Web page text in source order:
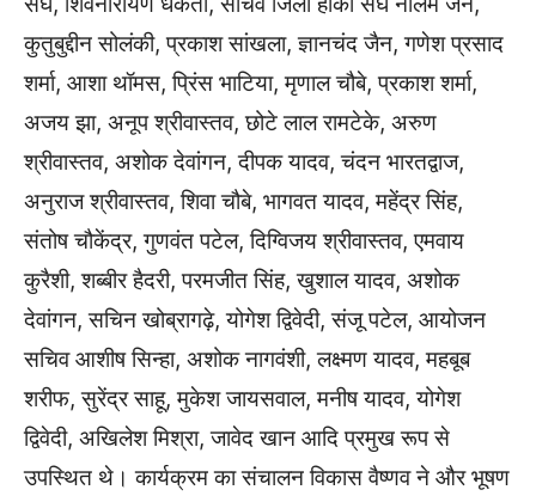
कुतुबुद्दीन सोलंकी, प्रकाश सांखला, ज्ञानचंद जैन, गणेश प्रसाद
शर्मा, आशा थॉमस, प्रिंस भाटिया, मृणाल चौबे, प्रकाश शर्मा,
अजय झा, अनूप श्रीवास्तव, छोटे लाल रामटेके, अरुण
श्रीवास्तव, अशोक देवांगन, दीपक यादव, चंदन भारतद्वाज,
अनुराज श्रीवास्तव, शिवा चौबे, भागवत यादव, महेंद्र सिंह,
संतोष चौकेंद्र, गुणवंत पटेल, दिग्विजय श्रीवास्तव, एमवाय
कुरैशी, शब्बीर हैदरी, परमजीत सिंह, खुशाल यादव, अशोक
देवांगन, सचिन खोब्रागढ़े, योगेश द्विवेदी, संजू पटेल, आयोजन
सचिव आशीष सिन्हा, अशोक नागवंशी, लक्ष्मण यादव, महबूब
शरीफ, सुरेंद्र साहू, मुकेश जायसवाल, मनीष यादव, योगेश
द्विवेदी, अखिलेश मिश्रा, जावेद खान आदि प्रमुख रूप से
उपस्थित थे। कार्यक्रम का संचालन विकास वैष्णव ने और भूषण